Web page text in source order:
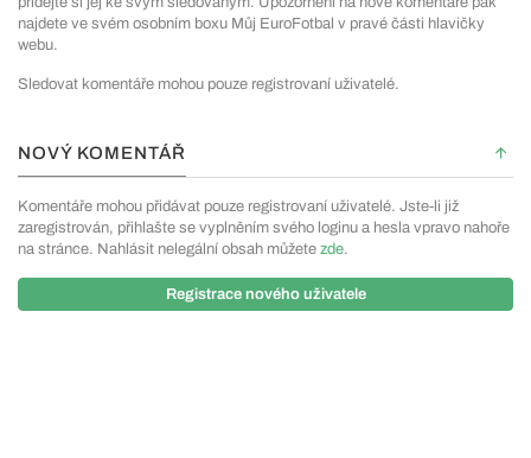
najdete ve svém osobním boxu Můj EuroFotbal v pravé části hlavičky
webu.
Sledovat komentáře mohou pouze registrovaní uživatelé.
NOVÝ KOMENTÁŘ
Komentáře mohou přidávat pouze registrovaní uživatelé. Jste-li již
zaregistrován, přihlašte se vyplněním svého loginu a hesla vpravo nahoře
na stránce. Nahlásit nelegální obsah můžete zde.
Registrace nového uživatele